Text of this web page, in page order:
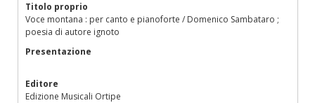
Titolo proprio
Voce montana : per canto e pianoforte / Domenico Sambataro ;
poesia di autore ignoto
Presentazione
Editore
Edizione Musicali Ortipe